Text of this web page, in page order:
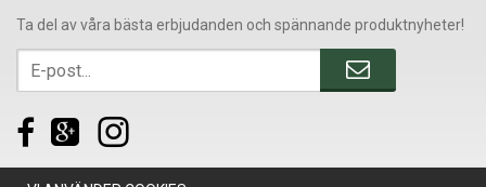
Ta del av våra bästa erbjudanden och spännande produktnyheter!